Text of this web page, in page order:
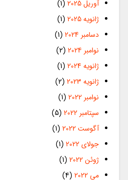
آوریل 2025
(1)
ژانویه 2025
(1)
دسامبر 2024
(1)
نوامبر 2024
(2)
ژانویه 2024
(1)
ژانویه 2023
(2)
نوامبر 2022
(1)
سپتامبر 2022
(5)
آگوست 2022
(1)
جولای 2022
(1)
ژوئن 2022
(1)
می 2022
(4)